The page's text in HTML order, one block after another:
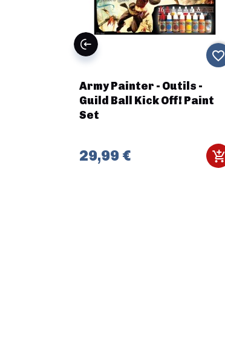
Army Painter - Outils -
Guild Ball Kick Off! Paint
Set
29,99 €
favorite_border